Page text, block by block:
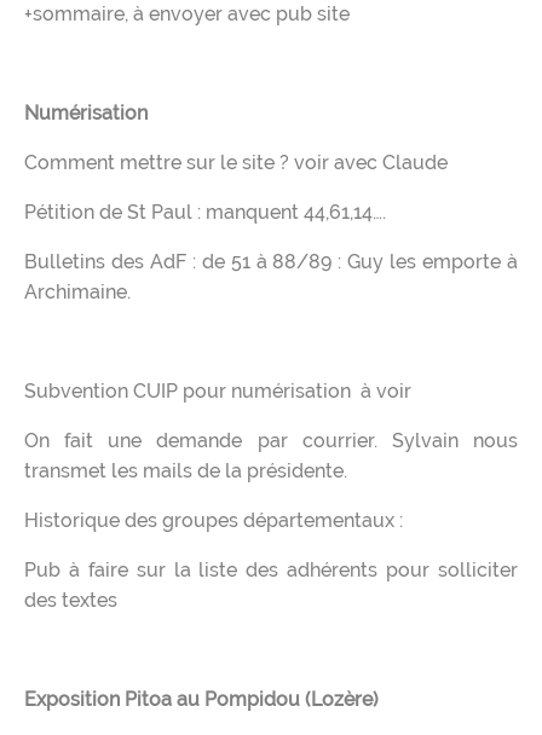
+sommaire, à envoyer avec pub site
Numérisation
Comment mettre sur le site ? voir avec Claude
Pétition de St Paul : manquent 44,61,14….
Bulletins des AdF : de 51 à 88/89 : Guy les emporte à
Archimaine.
Subvention CUIP pour numérisation à voir
On fait une demande par courrier. Sylvain nous
transmet les mails de la présidente.
Historique des groupes départementaux :
Pub à faire sur la liste des adhérents pour solliciter
des textes
Exposition Pitoa au Pompidou (Lozère)